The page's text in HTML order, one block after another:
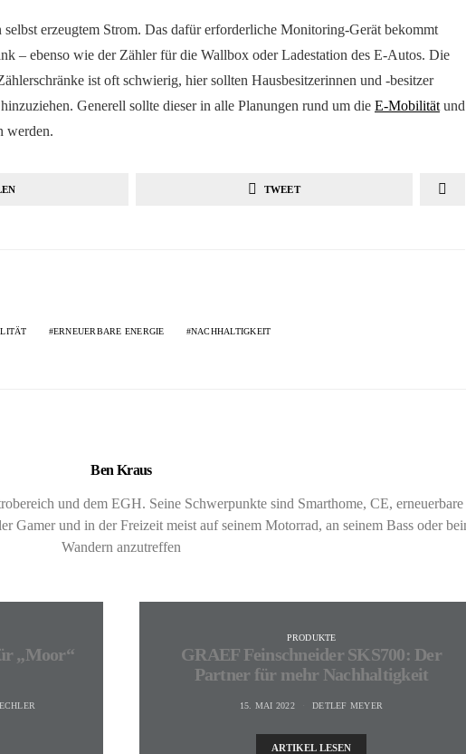
erzeugtem Strom. Das dafür erforderliche Monitoring-Gerät bekommt
– ebenso wie der Zähler für die Wallbox oder Ladestation des E-Autos. Die
ist oft schwierig, hier sollten Hausbesitzerinnen und -besitzer
Generell sollte dieser in alle Planungen rund um die E-Mobilität und
werden.
TWEET
ERNEUERBARE ENERGIE NACHHALTIGKEIT
Ben Kraus
und dem EGH. Seine Schwerpunkte sind Smarthome, CE, erneuerbare
Gamer und in der Freizeit meist auf seinem Motorrad, an seinem Bass oder
Wandern anzutreffen
„Moor“
PRODUKTE
GRAEF Feinschneider SKS700: Der
Partner für mehr Nachhaltigkeit
15. MAI 2022 DETLEF MEYER
ARTIKEL LESEN